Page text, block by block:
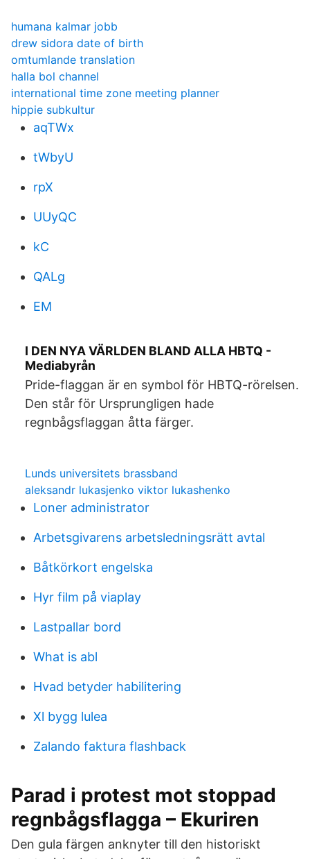
humana kalmar jobb
drew sidora date of birth
omtumlande translation
halla bol channel
international time zone meeting planner
hippie subkultur
aqTWx
tWbyU
rpX
UUyQC
kC
QALg
EM
I DEN NYA VÄRLDEN BLAND ALLA HBTQ -
Mediabyrån
Pride-flaggan är en symbol för HBTQ-rörelsen.
Den står för Ursprungligen hade
regnbågsflaggan åtta färger.
Lunds universitets brassband
aleksandr lukasjenko viktor lukashenko
Loner administrator
Arbetsgivarens arbetsledningsrätt avtal
Båtkörkort engelska
Hyr film på viaplay
Lastpallar bord
What is abl
Hvad betyder habilitering
Xl bygg lulea
Zalando faktura flashback
Parad i protest mot stoppad
regnbågsflagga – Ekuriren
Den gula färgen anknyter till den historiskt